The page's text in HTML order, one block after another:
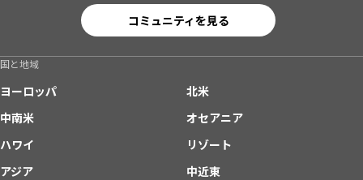
コミュニティを見る
国と地域
ヨーロッパ
北米
中南米
オセアニア
ハワイ
リゾート
アジア
中近東